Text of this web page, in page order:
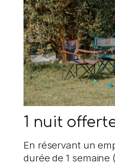
1 nuit
En réservant un
durée de 1 semaine